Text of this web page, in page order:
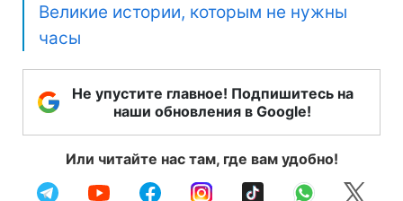
Великие истории, которым не нужны
часы
Не упустите главное! Подпишитесь на
наши обновления в Google!
Или читайте нас там, где вам удобно!